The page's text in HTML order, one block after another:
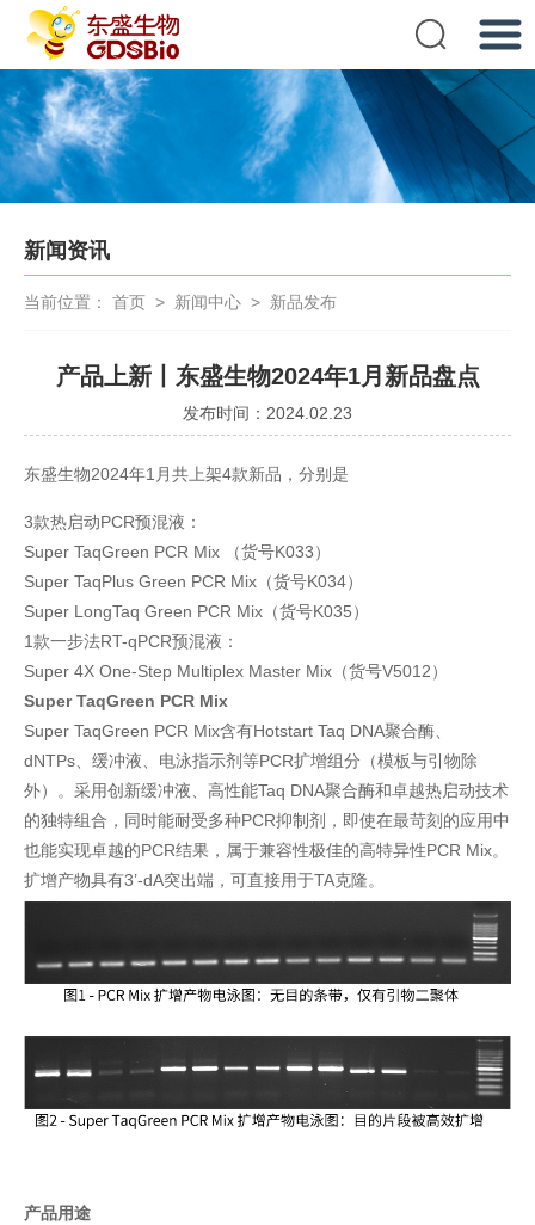
提交
新闻资讯
当前位置： 首页 > 新闻中心 > 新品发布
产品上新丨东盛生物2024年1月新品盘点
发布时间：2024.02.23
东盛生物2024年1月共上架4款新品，分别是
3款热启动PCR预混液：
Super TaqGreen PCR Mix （货号K033）
Super TaqPlus Green PCR Mix（货号K034）
Super LongTaq Green PCR Mix（货号K035）
1款一步法RT-qPCR预混液：
Super 4X One-Step Multiplex Master Mix（货号V5012）
Super TaqGreen PCR Mix
Super TaqGreen PCR Mix含有Hotstart Taq DNA聚合酶、
dNTPs、缓冲液、电泳指示剂等PCR扩增组分（模板与引物除
外）。采用创新缓冲液、高性能Taq DNA聚合酶和卓越热启动技术
的独特组合，同时能耐受多种PCR抑制剂，即使在最苛刻的应用中
也能实现卓越的PCR结果，属于兼容性极佳的高特异性PCR Mix。
扩增产物具有3’-dA突出端，可直接用于TA克隆。
产品用途